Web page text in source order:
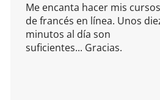
Me encanta hacer mis cursos
de francés en línea. Unos
minutos al día son
suficientes... Gracias.